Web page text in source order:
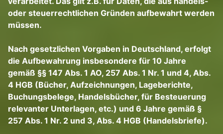
oder steuerrechtlichen Gründen aufbewahrt werden
müssen.
Nach gesetzlichen Vorgaben in Deutschland, erfolgt
die Aufbewahrung insbesondere für 10 Jahre
gemäß §§ 147 Abs. 1 AO, 257 Abs. 1 Nr. 1 und 4, Abs.
4 HGB (Bücher, Aufzeichnungen, Lageberichte,
Buchungsbelege, Handelsbücher, für Besteuerung
relevanter Unterlagen, etc.) und 6 Jahre gemäß §
257 Abs. 1 Nr. 2 und 3, Abs. 4 HGB (Handelsbriefe).